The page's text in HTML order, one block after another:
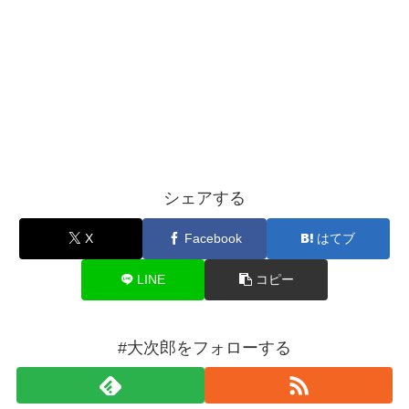
シェアする
X Facebook はてブ
LINE コピー
#大次郎をフォローする